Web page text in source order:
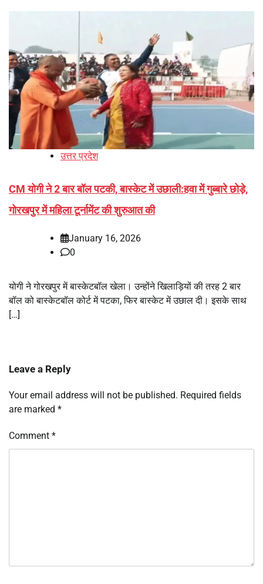
उत्तर प्रदेश
CM योगी ने 2 बार बॉल पटकी, बास्केट में उछाली:हवा में गुब्बारे छोड़े,
गोरखपुर में महिला टूर्नामेंट की शुरुआत की
January 16, 2026
0
योगी ने गोरखपुर में बास्केटबॉल खेला। उन्होंने खिलाड़ियों की तरह 2 बार
बॉल को बास्केटबॉल कोर्ट में पटका, फिर बास्केट में उछाल दी। इसके साथ
[…]
Leave a Reply
Your email address will not be published. Required fields
are marked *
Comment *